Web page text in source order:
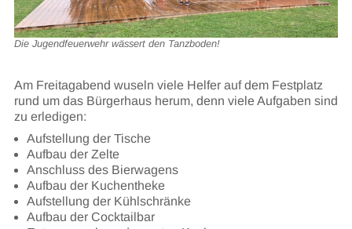
Die Jugendfeuerwehr wässert den Tanzboden!
Am Freitagabend wuseln viele Helfer auf dem Festplatz
rund um das Bürgerhaus herum, denn viele Aufgaben sind
zu erledigen:
Aufstellung der Tische
Aufbau der Zelte
Anschluss des Bierwagens
Aufbau der Kuchentheke
Aufstellung der Kühlschränke
Aufbau der Cocktailbar